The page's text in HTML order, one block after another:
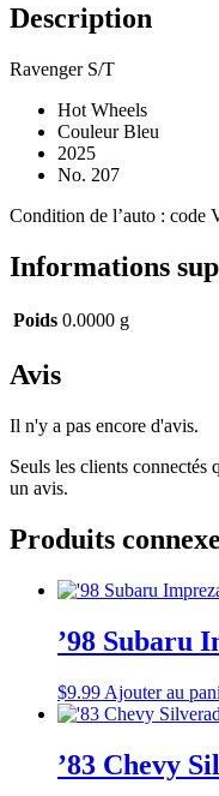
Description
Ravenger S/T
Hot Wheels
Couleur Bleu
2025
No. 207
Condition de l’auto : code
Informations
Poids 0.0000 g
Avis
Il n'y a pas encore d'avis.
Seuls les clients connectés
un avis.
Produits
’98 Subaru
$9.99 Ajouter au
’83 Chevy